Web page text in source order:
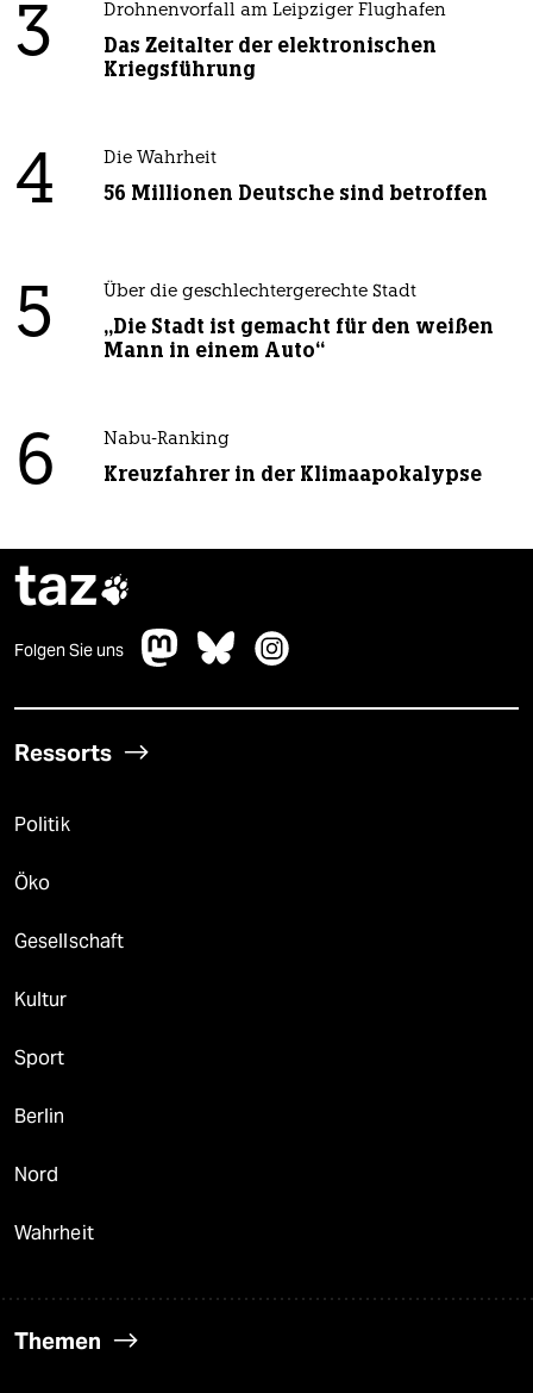
3 Drohnenvorfall am Leipziger Flughafen
Das Zeitalter der elektronischen
Kriegsführung
4 Die Wahrheit
56 Millionen Deutsche sind betroffen
5 Über die geschlechtergerechte Stadt
„Die Stadt ist gemacht für den weißen
Mann in einem Auto“
6 Nabu-Ranking
Kreuzfahrer in der Klimaapokalypse
taz
Folgen Sie uns
Ressorts
Politik
Öko
Gesellschaft
Kultur
Sport
Berlin
Nord
Wahrheit
Themen